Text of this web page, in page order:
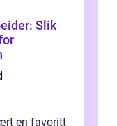
Slik
en favoritt